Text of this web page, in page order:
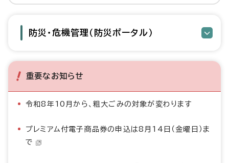
防災・危機管理（防災ポータル）
重要なお知らせ
令和8年10月から、粗大ごみの対象が変わります
プレミアム付電子商品券の申込は8月14日（金曜日）ま
で